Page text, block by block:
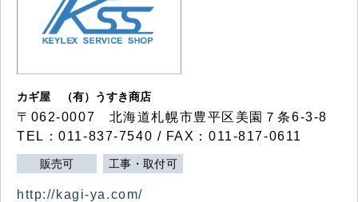
カギ屋 （有）うすき商店
〒062-0007 北海道札幌市豊平区美園７条6-3-8
TEL：011-837-7540 / FAX：011-817-0611
販売可 工事・取付可
http://kagi-ya.com/